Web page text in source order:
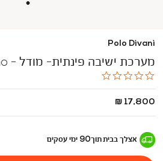
Polo Divani
מערכת ישיבה פינתית- מודל - Adriano
החל
17,800 ₪
אצלך בביתתוך90 ימי עסקים